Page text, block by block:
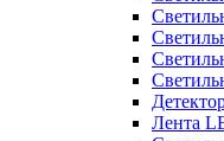
Лента